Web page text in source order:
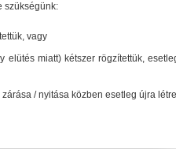
szükségünk:
vagy
elütés miatt) kétszer rögzítettük,
/ nyitása közben esetleg újra